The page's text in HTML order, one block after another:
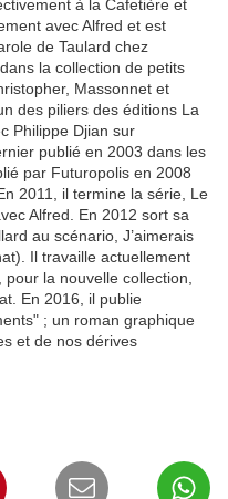
à la Cafetière et
avec Alfred et est
de Taulard chez
la collection de petits
Massonnet et
des piliers des éditions La
Philippe Djian sur
publié en 2003 dans les
par Futuropolis en 2008
2011, il termine la série, Le
Alfred. En 2012 sort sa
au scénario, J’aimerais
Il travaille actuellement
la nouvelle collection,
En 2016, il publie
; un roman graphique
et de nos dérives